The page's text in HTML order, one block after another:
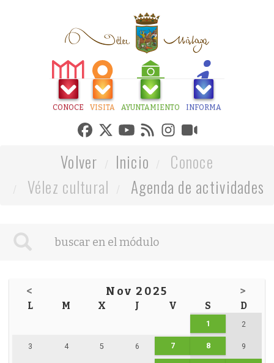
CONOCE VISITA AYUNTAMIENTO INFORMA
Volver Inicio
Conoce
Vélez cultural
Agenda de actividades
< Nov 2025 >
L M X J V S D
1 2
3 4 5 6 7 8 9